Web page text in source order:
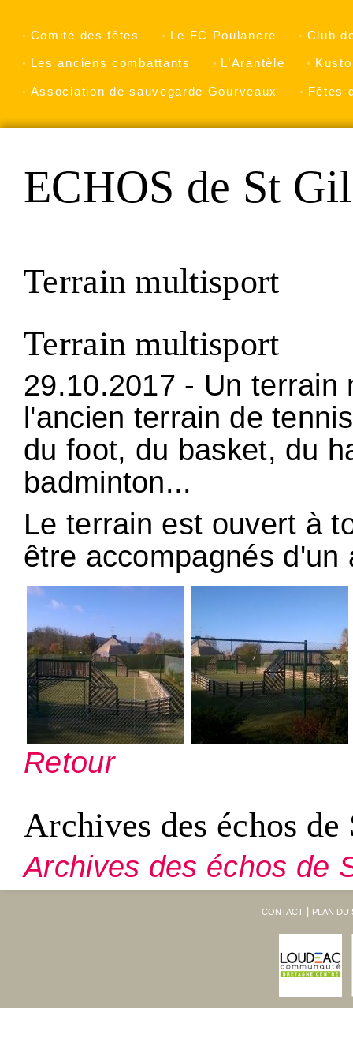
Comité des fêtes Le FC Poulancre Club
Les anciens combattants L’Arantèle
Association de sauvegarde Gourveaux Fêtes
ECHOS de St
Terrain multisport
Terrain multisport
29.10.2017 - Un terrain
l'ancien terrain de
du foot, du basket, du
badminton...
Le terrain est ouvert à
être accompagnés d'un
Retour
Archives des échos
Archives des échos de
CONTACT PLAN DU